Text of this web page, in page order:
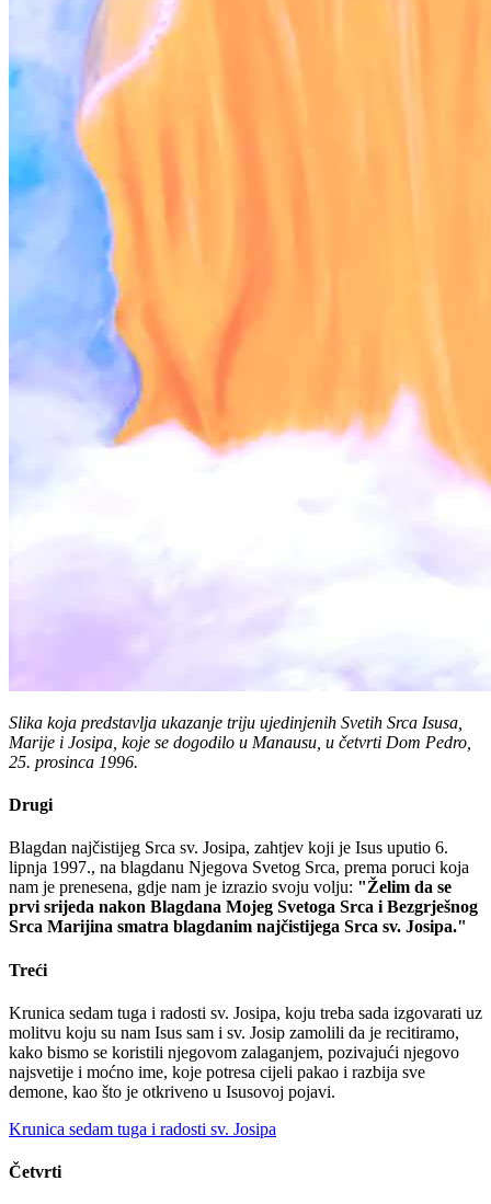
Slika koja predstavlja ukazanje triju ujedinjenih Svetih Srca Isusa,
Marije i Josipa, koje se dogodilo u Manausu, u četvrti Dom Pedro,
25. prosinca 1996.
Drugi
Blagdan najčistijeg Srca sv. Josipa, zahtjev koji je Isus uputio 6.
lipnja 1997., na blagdanu Njegova Svetog Srca, prema poruci koja
nam je prenesena, gdje nam je izrazio svoju volju: "Želim da se
prvi srijeda nakon Blagdana Mojeg Svetoga Srca i Bezgrješnog
Srca Marijina smatra blagdanim najčistijega Srca sv. Josipa."
Treći
Krunica sedam tuga i radosti sv. Josipa, koju treba sada izgovarati uz
molitvu koju su nam Isus sam i sv. Josip zamolili da je recitiramo,
kako bismo se koristili njegovom zalaganjem, pozivajući njegovo
najsvetije i moćno ime, koje potresa cijeli pakao i razbija sve
demone, kao što je otkriveno u Isusovoj pojavi.
Krunica sedam tuga i radosti sv. Josipa
Četvrti